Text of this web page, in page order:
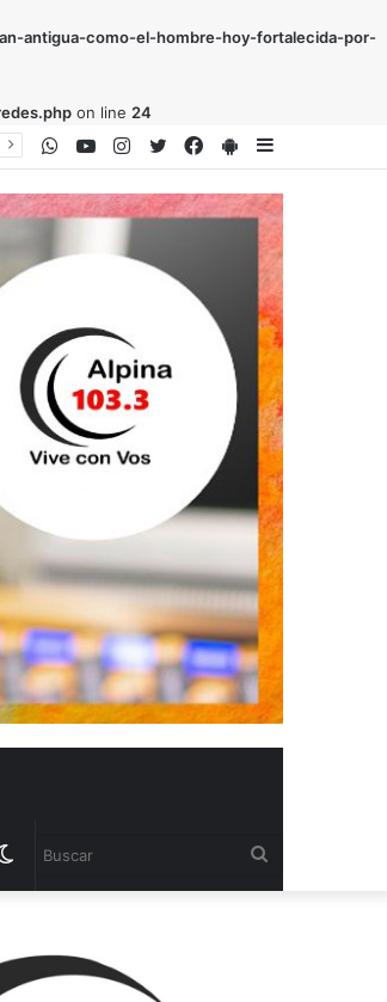
antigua-como-el-hombre-hoy-fortalecida-por-
on line 24
PlayStore
Facebook
Twitter
Instagram
Youtube
WhatsApp
Cambiar